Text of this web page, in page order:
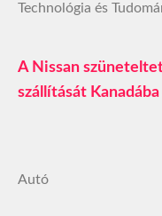
Technológia és
A Nissan
szállítását
Autó